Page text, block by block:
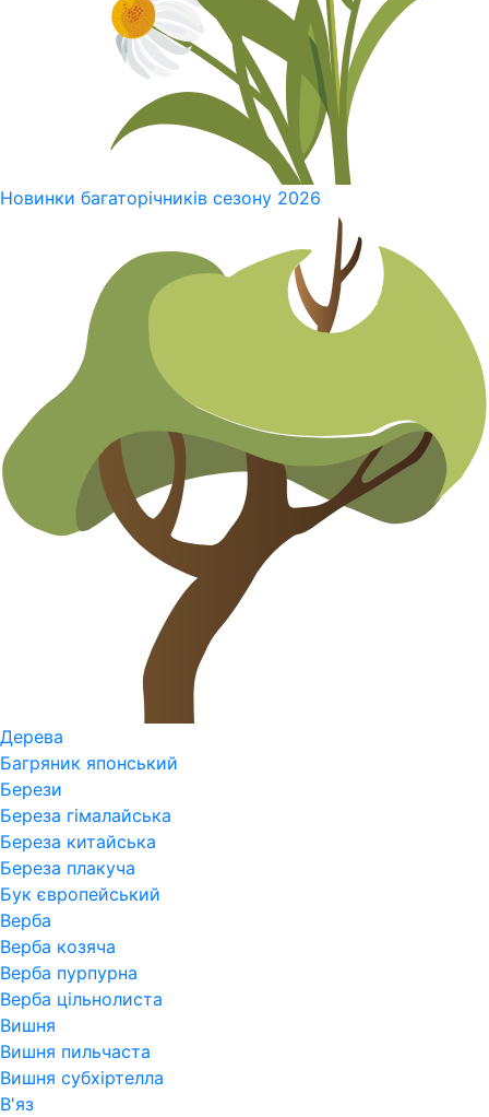
Новинки багаторічників сезону 2026
Дерева
Багряник японський
Берези
Береза гімалайська
Береза китайська
Береза плакуча
Бук європейський
Верба
Верба козяча
Верба пурпурна
Верба цільнолиста
Вишня
Вишня пильчаста
Вишня субхіртелла
В'яз